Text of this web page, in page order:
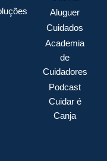
Aluguer
Cuidados
Academia
de
Cuidadores
Podcast
Cuidar é
Canja